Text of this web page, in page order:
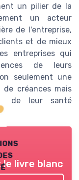
un pilier de la
un acteur
de l'entreprise,
et de mieux
entreprises qui
de leurs
seulement une
de créances mais
de leur santé
livre blanc